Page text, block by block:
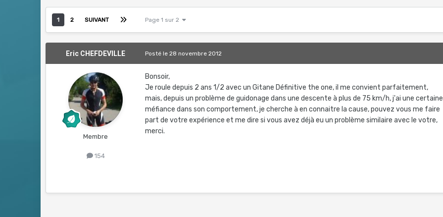
1 2 SUIVANT Page 1 sur 2
Eric CHEFDEVILLE
Membre
154
Postéle 28 novembre 2012
Bonsoir,
Je roule depuis 2 ans 1/2 avec un Gitane Définitive the one, il me convient parfaitement,
mais, depuis un problème de guidonage dans une descente à plus de 75 km/h, j'ai une certaine
méfiance dans son comportement, je cherche à en connaitre la cause, pouvez vous me faire
part de votre expérience et me dire si vous avez déjà eu un problème similaire avec le votre,
merci.